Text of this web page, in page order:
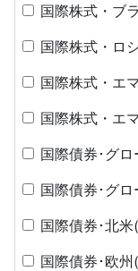
国際株式・ブ
国際株式・ロ
国際株式・エ
国際株式・エ
国際債券･グ
国際債券･グ
国際債券･北米
国際債券･欧州